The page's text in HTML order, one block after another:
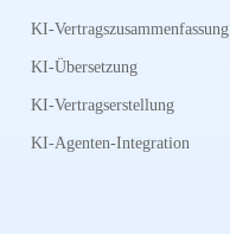
KI-Vertragszusammenfassung
KI-Übersetzung
KI-Vertragserstellung
KI-Agenten-Integration